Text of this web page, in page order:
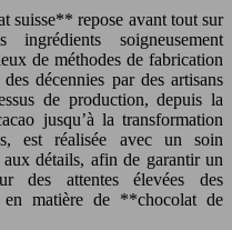
suisse** repose avant tout sur
soigneusement
de méthodes de fabrication
décennies par des artisans
de production, depuis la
jusqu’à la transformation
est réalisée avec un soin
détails, afin de garantir un
des attentes élevées des
en matière de **chocolat de